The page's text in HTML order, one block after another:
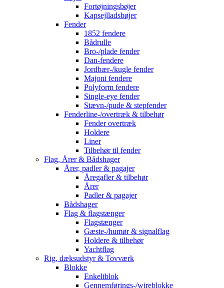
Fortøjningsbøjer
Kapsejlladsbøjer
Fender
1852 fendere
Bådrulle
Bro-/plade fender
Dan-fendere
Jordbær-/kugle fender
Majoni fendere
Polyform fendere
Single-eye fender
Stævn-/pude & stepfender
Fenderline-/overtræk & tilbehør
Fender overtræk
Holdere
Liner
Tilbehør til fender
Flag, Årer & Bådshager
Årer, padler & pagajer
Åregafler & tilbehør
Årer
Padler & pagajer
Bådshager
Flag & flagstænger
Flagstænger
Gæste-/humør & signalflag
Holdere & tilbehør
Yachtflag
Rig, dæksudstyr & Tovværk
Blokke
Enkeltblok
Gennemførings-/wireblokke